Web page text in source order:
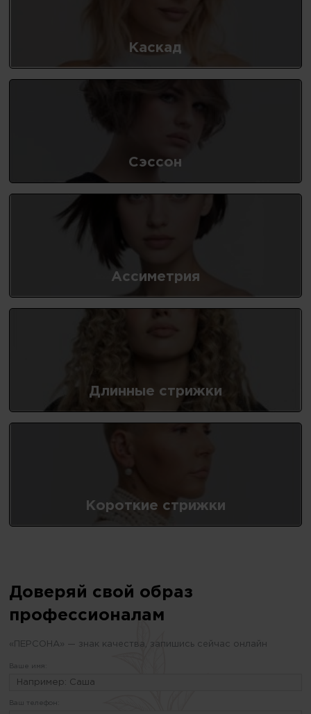
Каскад
Сэссон
Ассиметрия
Длинные стрижки
Короткие стрижки
Доверяй свой образ
профессионалам
«ПЕРСОНА» — знак качества, запишись сейчас онлайн
Ваше имя:
Ваш телефон: